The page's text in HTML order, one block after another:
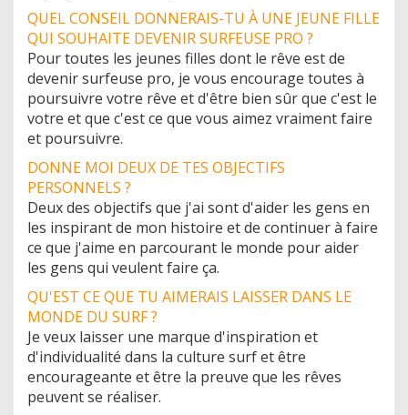
QUEL CONSEIL DONNERAIS-TU À UNE JEUNE FILLE
QUI SOUHAITE DEVENIR SURFEUSE PRO ?
Pour toutes les jeunes filles dont le rêve est de
devenir surfeuse pro, je vous encourage toutes à
poursuivre votre rêve et d'être bien sûr que c'est le
votre et que c'est ce que vous aimez vraiment faire
et poursuivre.
DONNE MOI DEUX DE TES OBJECTIFS
PERSONNELS ?
Deux des objectifs que j'ai sont d'aider les gens en
les inspirant de mon histoire et de continuer à faire
ce que j'aime en parcourant le monde pour aider
les gens qui veulent faire ça.
QU'EST CE QUE TU AIMERAIS LAISSER DANS LE
MONDE DU SURF ?
Je veux laisser une marque d'inspiration et
d'individualité dans la culture surf et être
encourageante et être la preuve que les rêves
peuvent se réaliser.